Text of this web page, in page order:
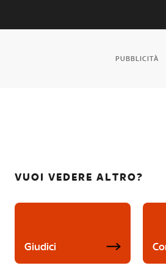
PUBBLICITÀ
VUOI VEDERE ALTRO?
Giudici